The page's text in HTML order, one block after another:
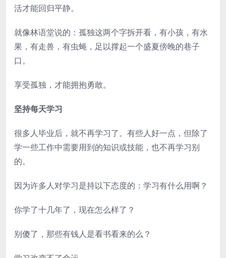
活才能回归平静。
就像林语堂说的：孤独这两个字拆开看，有小孩，有水
果，有走兽，有虫蝇，足以撑起一个盛夏傍晚的巷子
口。
享受孤独，才能拥抱勇敢。
坚持每天学习
很多人毕业后，就不再学习了。有些人好一点，但除了
学一些工作中需要用到的知识或技能，也不再学习别
的。
因为许多人对学习是持以下态度的：学习有什么用啊？
你学了十几年了，现在怎么样了？
别傻了，那些有钱人是看书看来的么？